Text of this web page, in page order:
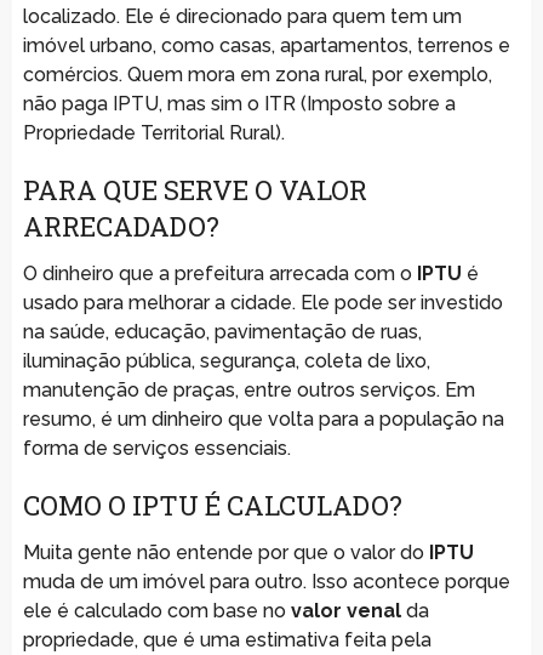
localizado. Ele é direcionado para quem tem um
imóvel urbano, como casas, apartamentos, terrenos e
comércios. Quem mora em zona rural, por exemplo,
não paga IPTU, mas sim o ITR (Imposto sobre a
Propriedade Territorial Rural).
PARA QUE SERVE O VALOR
ARRECADADO?
O dinheiro que a prefeitura arrecada com o IPTU é
usado para melhorar a cidade. Ele pode ser investido
na saúde, educação, pavimentação de ruas,
iluminação pública, segurança, coleta de lixo,
manutenção de praças, entre outros serviços. Em
resumo, é um dinheiro que volta para a população na
forma de serviços essenciais.
COMO O IPTU É CALCULADO?
Muita gente não entende por que o valor do IPTU
muda de um imóvel para outro. Isso acontece porque
ele é calculado com base no valor venalda
propriedade, que é uma estimativa feita pela